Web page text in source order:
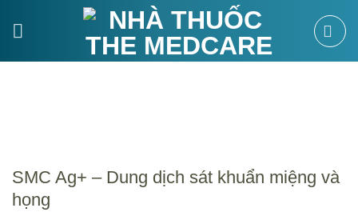
qua
SMC Ag+ – Dung dịch sát khuẩn miệng và
họng